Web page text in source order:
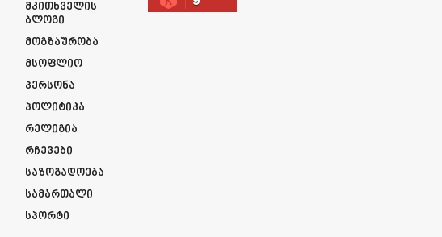
Მკითხველის
Ბლოგი
Მოგზაურობა
Მსოფლიო
Პერსონა
Პოლიტიკა
Რელიგია
Რჩევები
Საზოგადოება
Სამართალი
Სპორტი